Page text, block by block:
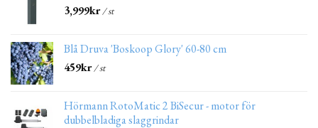
3,999kr/ st
Blå Druva 'Boskoop Glory' 60-80 cm
459kr/ st
Hörmann RotoMatic 2 BiSecur - motor för
dubbelbladiga slaggrindar